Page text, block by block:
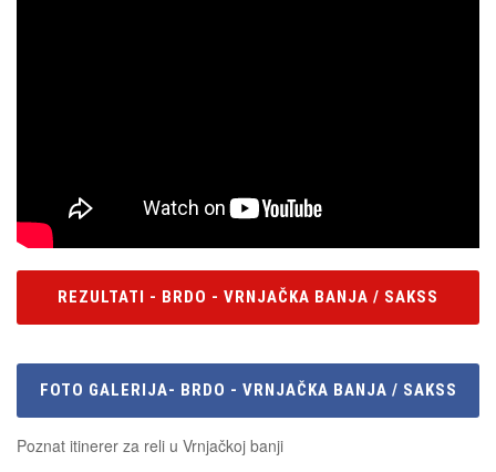
REZULTATI - BRDO - VRNJAČKA BANJA / SAKSS
FOTO GALERIJA- BRDO - VRNJAČKA BANJA / SAKSS
Poznat itinerer za reli u Vrnjačkoj banji